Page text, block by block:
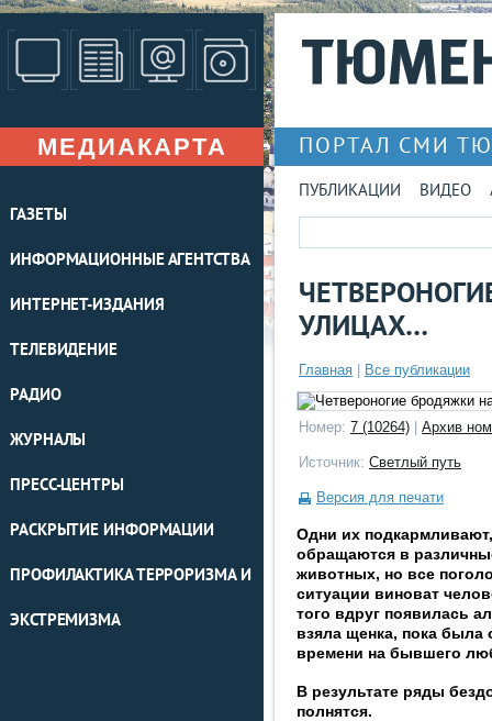
МЕДИАКАРТА
ГАЗЕТЫ
ИНФОРМАЦИОННЫЕ АГЕНТСТВА
ИНТЕРНЕТ-ИЗДАНИЯ
ТЕЛЕВИДЕНИЕ
РАДИО
ЖУРНАЛЫ
ПРЕСС-ЦЕНТРЫ
РАСКРЫТИЕ ИНФОРМАЦИИ
ПРОФИЛАКТИКА ТЕРРОРИЗМА И
ЭКСТРЕМИЗМА
ПОРТАЛ СМИ
ПУБЛИКАЦИИ ВИДЕО
УЛИЦАХ…
Главная Все публикации
Номер: 7 (10264) Архив
Источник: Светлый путь
Версия для печати
Одни их
обращаются в
животных, но все
ситуации виноват
того вдруг появилась
взяла щенка, пока была
времени на бывшего
В результате ряды
полнятся.